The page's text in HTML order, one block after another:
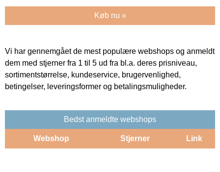
Køb nu »
Vi har gennemgået de mest populære webshops og anmeldt
dem med stjerner fra 1 til 5 ud fra bl.a. deres prisniveau,
sortimentstørrelse, kundeservice, brugervenlighed,
betingelser, leveringsformer og betalingsmuligheder.
Bedst anmeldte webshops
Webshop Stjerner Link